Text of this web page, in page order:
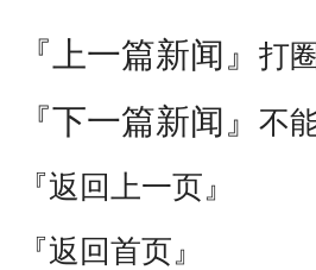
『上一篇新闻』 打
『下一篇新闻』 不
『返回上一页』
『返回首页』